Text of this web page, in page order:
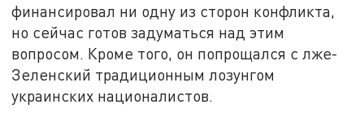
финансировал ни одну из сторон конфликта,
но сейчас готов задуматься над этим
вопросом. Кроме того, он попрощался с лже-
Зеленский традиционным лозунгом
украинских националистов.